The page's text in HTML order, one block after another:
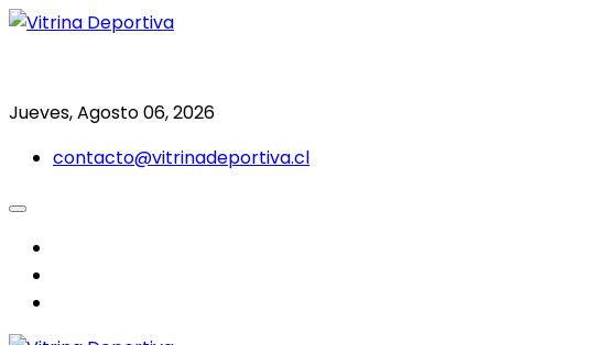
Saltar
Jueves, Agosto 06, 2026
contacto@vitrinadeportiva.cl